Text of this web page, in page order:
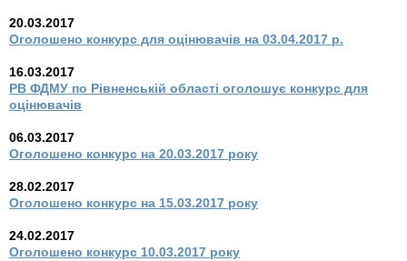
20.03.2017
Оголошено конкурс для оцінювачів на 03.04.2017 р.
16.03.2017
РВ ФДМУ по Рівненській області оголошує конкурс для
оцінювачів
06.03.2017
Оголошено конкурс на 20.03.2017 року
28.02.2017
Оголошено конкурс на 15.03.2017 року
24.02.2017
Оголошено конкурс 10.03.2017 року